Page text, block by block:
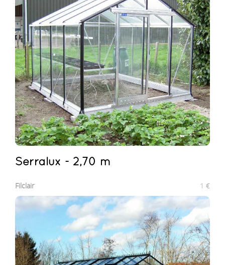
Serralux - 2,70 m
Filclair 1 €